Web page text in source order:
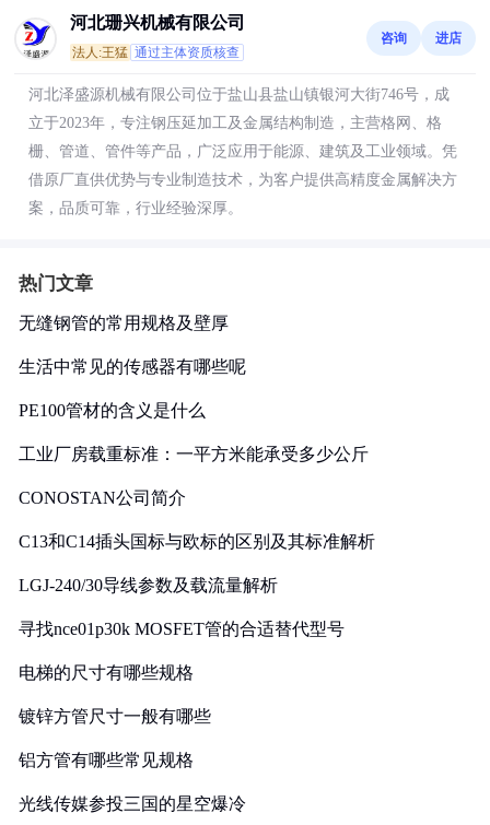
河北珊兴机械有限公司
法人:王猛 通过主体资质核查
咨询 进店
河北泽盛源机械有限公司位于盐山县盐山镇银河大街746号，成
立于2023年，专注钢压延加工及金属结构制造，主营格网、格
栅、管道、管件等产品，广泛应用于能源、建筑及工业领域。凭
借原厂直供优势与专业制造技术，为客户提供高精度金属解决方
案，品质可靠，行业经验深厚。
热门文章
无缝钢管的常用规格及壁厚
生活中常见的传感器有哪些呢
PE100管材的含义是什么
工业厂房载重标准：一平方米能承受多少公斤
CONOSTAN公司简介
C13和C14插头国标与欧标的区别及其标准解析
LGJ-240/30导线参数及载流量解析
寻找nce01p30k MOSFET管的合适替代型号
电梯的尺寸有哪些规格
镀锌方管尺寸一般有哪些
铝方管有哪些常见规格
光线传媒参投三国的星空爆冷